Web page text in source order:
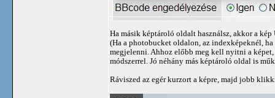
Ha másik képtároló oldalt használsz, akkor a
(Ha a photobucket oldalon, az indexképeknél,
megjelenni. Ahhoz előbb meg kell nyitni a
módszerrel. Jó néhány más képtároló oldal is
Ráviszed az egér kurzort a képre, majd jobb